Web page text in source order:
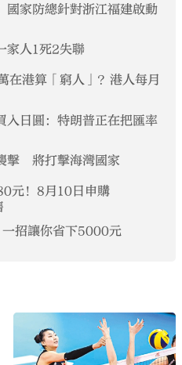
國家防總針對浙江福建啟動
家人1死2失聯
在港算「窮人」？港人每月
入日圓：特朗普正在把匯率
擊 將打擊海灣國家
元！8月10日申購
招讓你省下5000元